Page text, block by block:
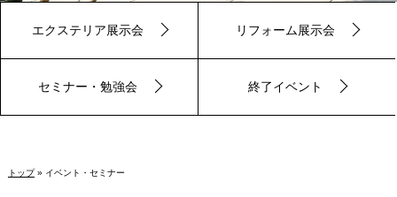
エクステリア展示会 リフォーム展示会
セミナー・勉強会 終了イベント
トップ» イベント・セミナー